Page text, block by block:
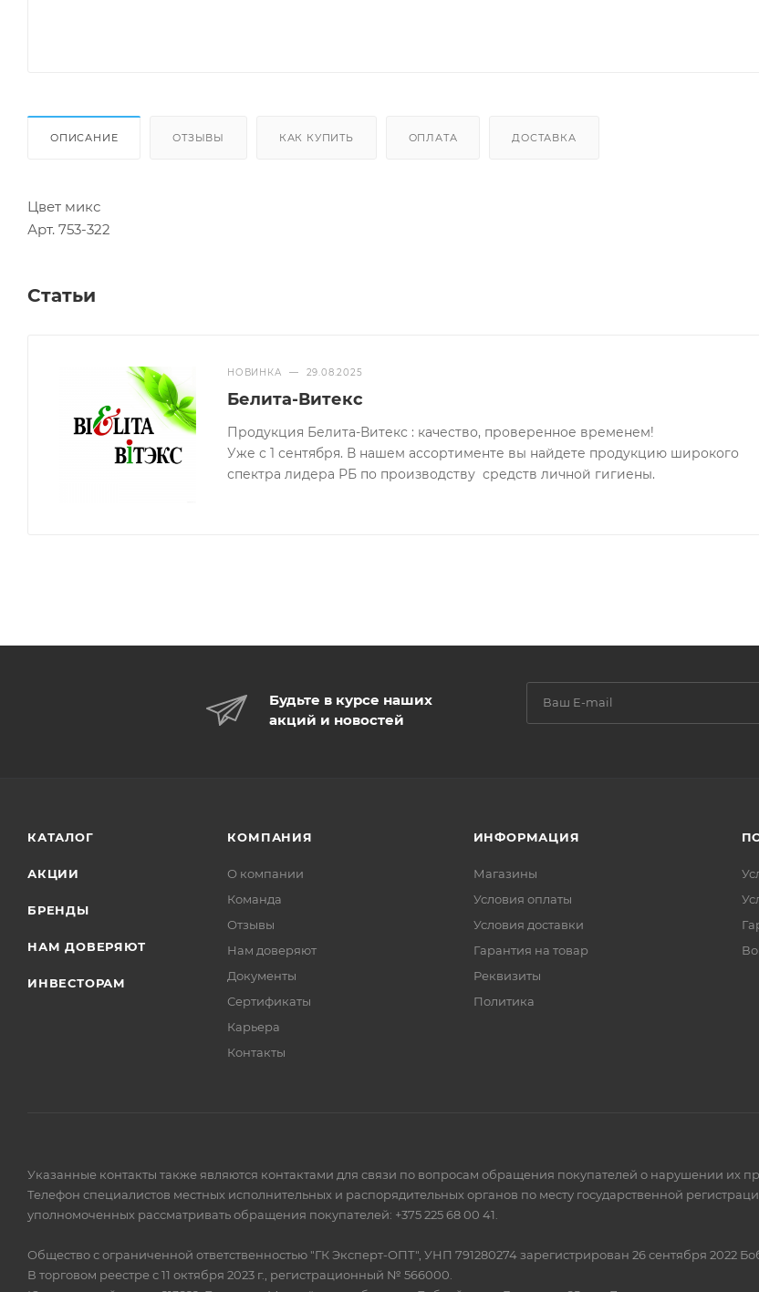
ОПИСАНИЕ ОТЗЫВЫ КАК КУПИТЬ ОПЛАТА ДОСТАВКА
Цвет микс
Арт. 753-322
Статьи
НОВИНКА — 29.08.2025
Белита-Витекс
Продукция Белита-Витекс : качество, проверенное временем!
Уже с 1 сентября. В нашем ассортименте вы найдете продукцию широкого
спектра лидера РБ по производству средств личной гигиены.
Будьте в курсе наших
акций и новостей
КАТАЛОГ
АКЦИИ
БРЕНДЫ
НАМ ДОВЕРЯЮТ
ИНВЕСТОРАМ
КОМПАНИЯ
О компании
Команда
Отзывы
Нам доверяют
Документы
Сертификаты
Карьера
Контакты
ИНФОРМАЦИЯ
Магазины
Условия оплаты
Условия доставки
Гарантия на товар
Реквизиты
Политика
Указанные контакты также являются контактами для связи по вопросам обращения покупателей о нарушении их
Телефон специалистов местных исполнительных и распорядительных органов по месту государственной
уполномоченных рассматривать обращения покупателей: +375 225 68 00 41.
Общество с ограниченной ответственностью "ГК Эксперт-ОПТ", УНП 791280274 зарегистрирован 26 сентября 2022
В торговом реестре с 11 октября 2023 г., регистрационный № 566000.